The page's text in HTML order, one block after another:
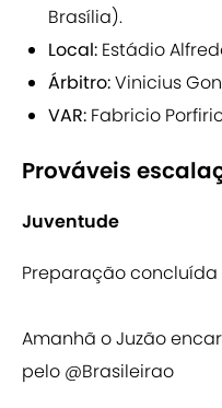
Brasília).
Local: Estádio
Árbitro:Vinicius
VAR: Fabricio
Prováveis
Juventude
Preparação concluída
Amanhã o Juzão
pelo @Brasileirao